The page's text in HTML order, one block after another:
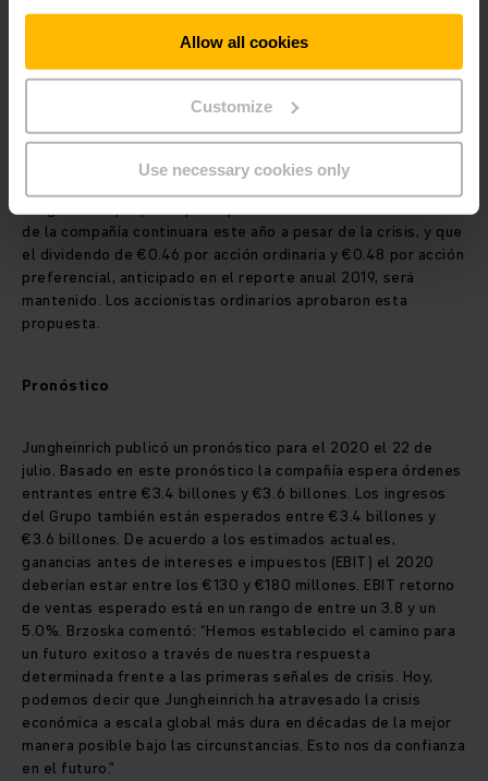
Allow all cookies
Customize
Use necessary cookies only
reducción de €136 millones. Al mismo tiempo, Jungheinrich
tiene una reserva de liquidez estable y una posición
financiera saludable.
A la luz de este rendimiento, la Junta Directiva de
Jungheinrich propuso que la política de dividendos estable
de la compañía continuara este año a pesar de la crisis, y que
el dividendo de €0.46 por acción ordinaria y €0.48 por acción
preferencial, anticipado en el reporte anual 2019, será
mantenido. Los accionistas ordinarios aprobaron esta
propuesta.
Pronóstico
Jungheinrich publicó un pronóstico para el 2020 el 22 de
julio. Basado en este pronóstico la compañía espera órdenes
entrantes entre €3.4 billones y €3.6 billones. Los ingresos
del Grupo también están esperados entre €3.4 billones y
€3.6 billones. De acuerdo a los estimados actuales,
ganancias antes de intereses e impuestos (EBIT) el 2020
deberían estar entre los €130 y €180 millones. EBIT retorno
de ventas esperado está en un rango de entre un 3.8 y un
5.0%. Brzoska comentó: “Hemos establecido el camino para
un futuro exitoso a través de nuestra respuesta
determinada frente a las primeras señales de crisis. Hoy,
podemos decir que Jungheinrich ha atravesado la crisis
económica a escala global más dura en décadas de la mejor
manera posible bajo las circunstancias. Esto nos da confianza
en el futuro.”